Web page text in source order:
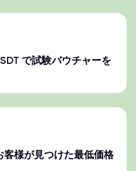
で試験バウチャーを
様が見つけた最低価格